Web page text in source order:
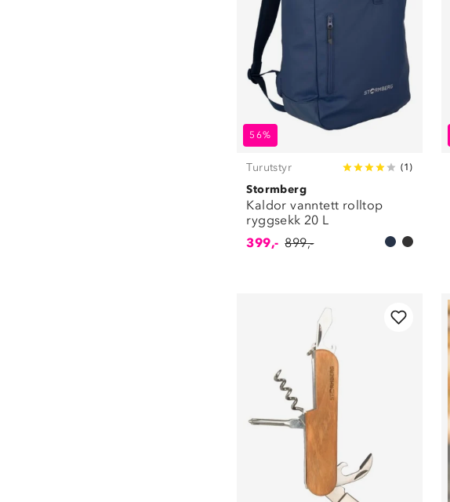
56%
Turutstyr (1 )
Stormberg
Kaldor vanntett rolltop
ryggsekk 20 L
399,- 899,-